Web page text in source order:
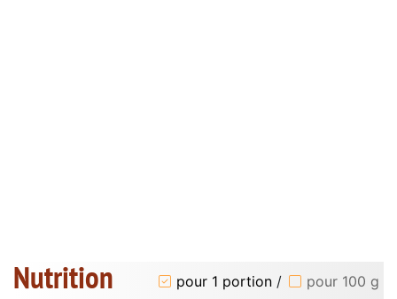
Nutrition pour 1 portion / pour 100 g